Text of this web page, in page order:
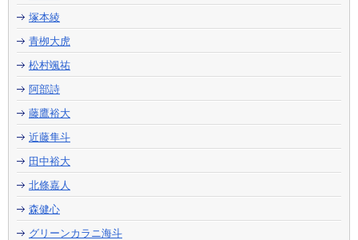
塚本綾
青栁大虎
松村颯祐
阿部詩
藤鷹裕大
近藤隼斗
田中裕大
北條嘉人
森健心
グリーンカラニ海斗